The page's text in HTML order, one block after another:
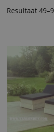
Resultaat